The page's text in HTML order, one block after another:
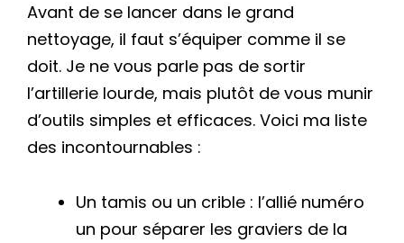
Avant de se lancer dans le grand
nettoyage, il faut s’équiper comme il se
doit. Je ne vous parle pas de sortir
l’artillerie lourde, mais plutôt de vous munir
d’outils simples et efficaces. Voici ma liste
des incontournables :
Un tamis ou un crible : l’allié numéro
un pour séparer les graviers de la